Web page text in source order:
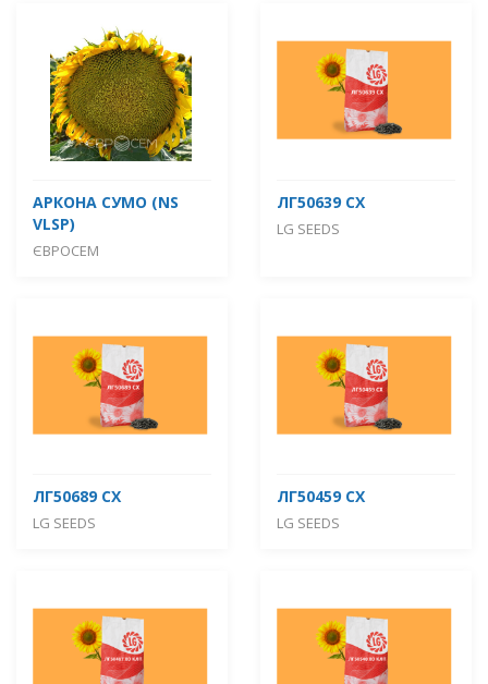
АРКОНА СУМО (NS
VLSP)
ЄВРОСЕМ
ЛГ50639 СХ
LG SEEDS
ЛГ50689 СХ
LG SEEDS
ЛГ50459 СХ
LG SEEDS